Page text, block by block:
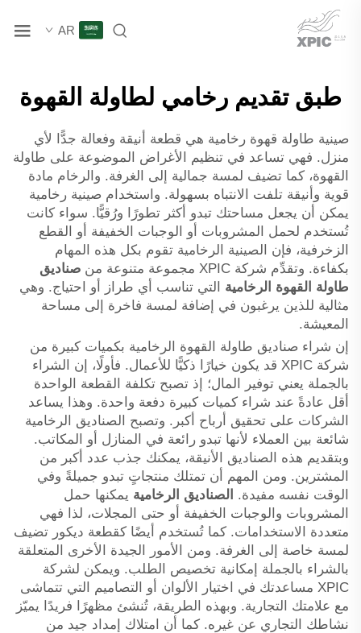
AR
طبق تقديم رخامي لطاولة القهوة
صينية طاولة قهوة رخامية هي قطعة أنيقة وفعالة جدًّا لأي
منزل. فهي تساعد في تنظيم الأغراض الموضوعة على طاولة
القهوة، كما تضيف لمسة جمالية إلى الغرفة. والرخام مادة
قوية وأنيقة تلفت الانتباه بسهولة. واستخدام صينية رخامية
يمكن أن يجعل مساحتك تبدو أكثر تطورًا ورُقيًّا. سواء كانت
تُستخدم لحمل المشروبات أو الوجبات الخفيفة أو القطع
الزخرفية، فإن الصينية الرخامية تقوم بكل هذه المهام
بكفاءة. وتقدِّم شركة XPIC مجموعة متنوعة من
صناديق
طاولة القهوة الرخامية
التي تناسب أي طراز أو احتياج. وهي
مثالية للذين يرغبون في إضافة لمسة فاخرة إلى مساحة
المعيشة.
إن شراء صناديق طاولة القهوة الرخامية بكميات كبيرة من
شركة XPIC قد يكون خيارًا ذكيًّا للأعمال. فأولًا، إن الشراء
بالجملة يعني توفير المال؛ إذ تصبح تكلفة القطعة الواحدة
أقل عادةً عند شراء كميات كبيرة دفعة واحدة. وهذا يساعد
الشركات على تحقيق أرباح أكبر. وتصبح الصناديق الرخامية
شائعة بين العملاء لأنها تبدو رائعة في المنازل أو المكاتب.
وبتقديم هذه الصناديق الأنيقة، يمكنك جذب عدد أكبر من
المشترين. ومن المهم أن تمتلك منتجاتٍ تبدو جميلةً وفي
الوقت نفسه مفيدة. الصناديق الرخامية يمكنها حمل
المشروبات والوجبات الخفيفة أو حتى المجلات، لذا فهي
متعددة الاستخدامات. كما تُستخدم أيضًا كقطعة ديكور تضيف
لمسة خاصة إلى الغرفة. ومن الأمور الجيدة الأخرى المتعلقة
بالشراء بالجملة إمكانية تخصيص الطلب. ويمكن لشركة
XPIC مساعدتك في اختيار الألوان أو التصاميم التي تتماشى
مع علامتك التجارية. وبهذه الطريقة، تُنشئ مظهرًا فريدًا يميّز
نشاطك التجاري عن غيره. كما أن امتلاك إمداد جيد من